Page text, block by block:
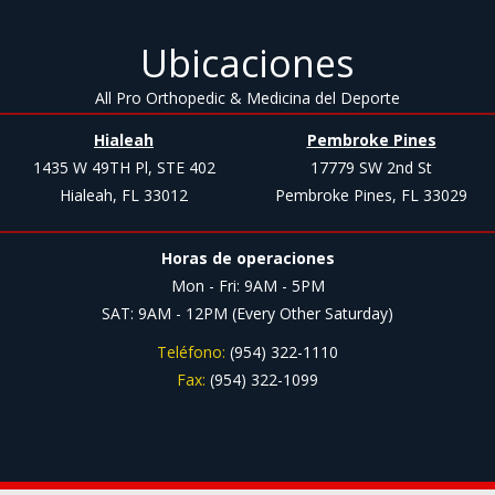
Ubicaciones
All Pro Orthopedic & Medicina del Deporte
Hialeah
1435 W 49TH Pl, STE 402
Hialeah, FL 33012
Pembroke Pines
17779 SW 2nd St
Pembroke Pines, FL 33029
Horas de operaciones
Mon - Fri: 9AM - 5PM
SAT: 9AM - 12PM (Every Other Saturday)
Teléfono: (954) 322-1110
Fax: (954) 322-1099